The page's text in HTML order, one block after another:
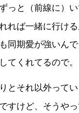
と（前線に）い
れば一緒に行け
同期愛が強いん
てくれてるので。
とそれ以外って
すけど、そうや